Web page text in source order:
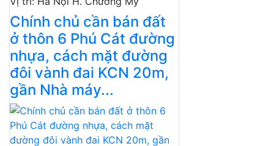
Chính chủ cần bán đất
ở thôn 6 Phú Cát đường
nhựa, cách mặt đường
đôi vành đai KCN 20m,
gần Nhà máy...